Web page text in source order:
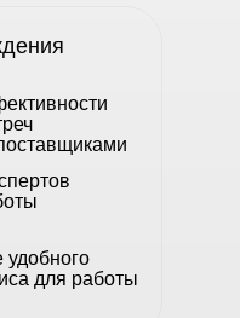
удобного
для работы